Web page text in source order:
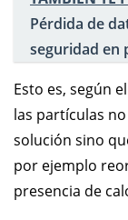
Pérdida de
seguridad en
Esto es, según
las partículas
solución sino
por ejemplo
presencia de